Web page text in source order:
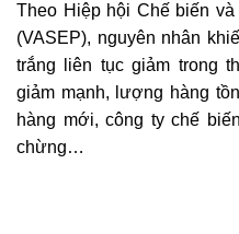
Theo Hiệp hội Chế biến
(VASEP), nguyên nhân
trắng liên tục giảm trong
giảm mạnh, lượng hàng
hàng mới, công ty chế
chừng…